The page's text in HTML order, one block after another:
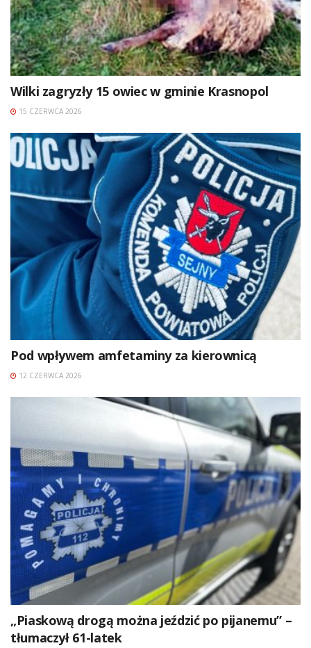
Wilki zagryzły 15 owiec w gminie Krasnopol
15 CZERWCA 2026
Pod wpływem amfetaminy za kierownicą
12 CZERWCA 2026
„Piaskową drogą można jeździć po pijanemu” –
tłumaczył 61-latek